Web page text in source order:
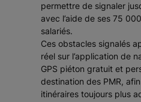
permettre de signaler
avec l’aide de ses 75
salariés.
Ces obstacles signalés
réel sur l’application de
GPS piéton gratuit et
destination des PMR,
itinéraires toujours plus